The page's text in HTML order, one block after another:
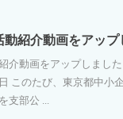
動紹介動画をアップ
介動画をアップしまし
このたび、東京都中小
支部公 ...